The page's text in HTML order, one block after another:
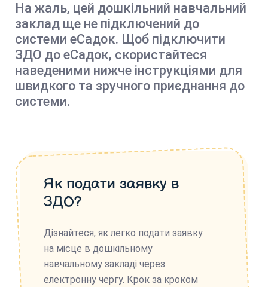
На жаль, цей дошкільний навчальний
заклад ще не підключений до
системи еСадок. Щоб підключити
ЗДО до еСадок, скористайтеся
наведеними нижче інструкціями для
швидкого та зручного приєднання до
системи.
Як подати заявку в
ЗДО?
Дізнайтеся, як легко подати заявку
на місце в дошкільному
навчальному закладі через
електронну чергу. Крок за кроком